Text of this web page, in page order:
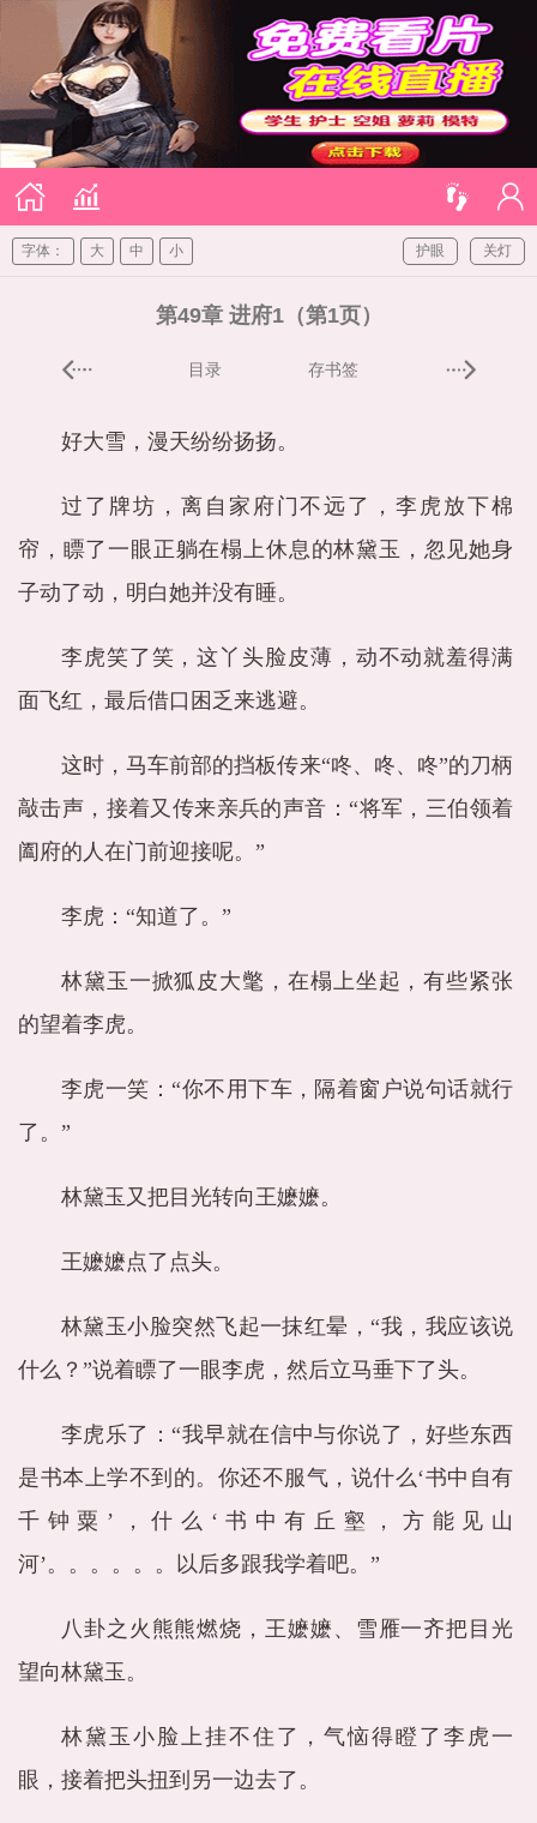
关灯
护眼
字体： 大 中 小
第49章 进府1（第1页）
目录 存书签
好大雪，漫天纷纷扬扬。
过了牌坊，离自家府门不远了，李虎放下棉
帘，瞟了一眼正躺在榻上休息的林黛玉，忽见她身
子动了动，明白她并没有睡。
李虎笑了笑，这丫头脸皮薄，动不动就羞得满
面飞红，最后借口困乏来逃避。
这时，马车前部的挡板传来“咚、咚、咚”的刀柄
敲击声，接着又传来亲兵的声音：“将军，三伯领着
阖府的人在门前迎接呢。”
李虎：“知道了。”
林黛玉一掀狐皮大氅，在榻上坐起，有些紧张
的望着李虎。
李虎一笑：“你不用下车，隔着窗户说句话就行
了。”
林黛玉又把目光转向王嬷嬷。
王嬷嬷点了点头。
林黛玉小脸突然飞起一抹红晕，“我，我应该说
什么？”说着瞟了一眼李虎，然后立马垂下了头。
李虎乐了：“我早就在信中与你说了，好些东西
是书本上学不到的。你还不服气，说什么‘书中自有
千钟粟’，什么‘书中有丘壑，方能见山
河’。。。。。。以后多跟我学着吧。”
八卦之火熊熊燃烧，王嬷嬷、雪雁一齐把目光
望向林黛玉。
林黛玉小脸上挂不住了，气恼得瞪了李虎一
眼，接着把头扭到另一边去了。